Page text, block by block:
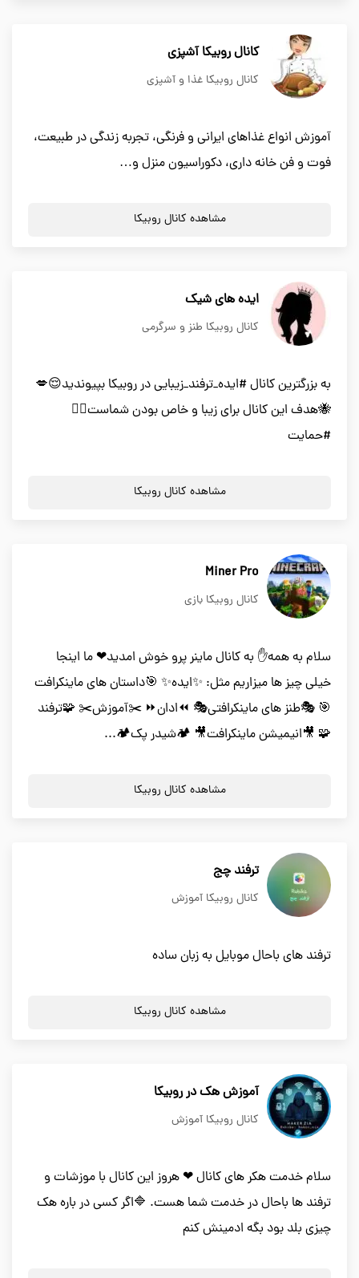
کانال روبیکا آشپزی
کانال روبیکا غذا و آشپزی
آموزش انواع غذاهای ایرانی و فرنگی، تجربه زندگی در طبیعت،
فوت و فن خانه داری، دکوراسیون منزل و…
مشاهده کانال روبیکا
ایده های شیک
کانال روبیکا طنز و سرگرمی
به بزرگترین کانال #ایده_ترفند_زیبایی در روبیکا بپیوندید😌💋
🐝هدف این کانال برای زیبا و خاص بودن شماست👌🏻
#حمایت
مشاهده کانال روبیکا
Miner Pro
کانال روبیکا بازی
سلام به همه✋ به کانال ماینر پرو خوش امدید❤ ما اینجا
خیلی چیز ها میزاریم مثل: ✨ایده✨ 🎯داستان های ماینکرافت
🎯 🎭طنز های ماینکرافتی🎭 ⏪ادان⏩ ✂️آموزش✂️ 🧩ترفند
🧩 🎥انیمیشن ماینکرافت🎥 🏕شیدر پک🏕...
مشاهده کانال روبیکا
ترفند چج
کانال روبیکا آموزش
ترفند های باحال موبایل به زبان ساده
مشاهده کانال روبیکا
آموزش هک در روبیکا
کانال روبیکا آموزش
سلام خدمت هکر های کانال ❤ هروز این کانال با موزشات و
ترفند ها باحال در خدمت شما هست. 🔷اگر کسی در باره هک
چیزی بلد بود بگه ادمینش کنم